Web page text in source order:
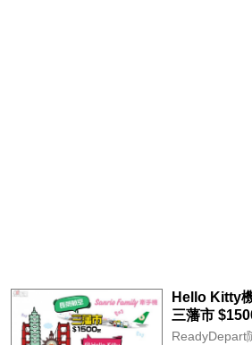
Hello Kitty
三藩市
航空
ReadyDepart